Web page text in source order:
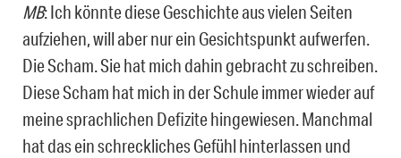
MB: Ich könnte diese Geschichte aus vielen Seiten
aufziehen, will aber nur ein Gesichtspunkt aufwerfen.
Die Scham. Sie hat mich dahin gebracht zu schreiben.
Diese Scham hat mich in der Schule immer wieder auf
meine sprachlichen Defizite hingewiesen. Manchmal
hat das ein schreckliches Gefühl hinterlassen und